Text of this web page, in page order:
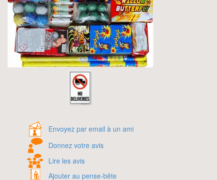
Envoyez par email à un ami
Donnez votre avis
Lire les avis
Ajouter au pense-bête